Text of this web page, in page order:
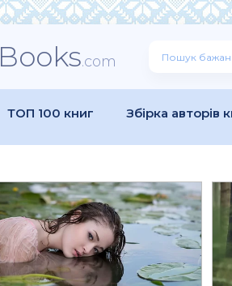
Books.com
ТОП 100 книг Збірка авторів